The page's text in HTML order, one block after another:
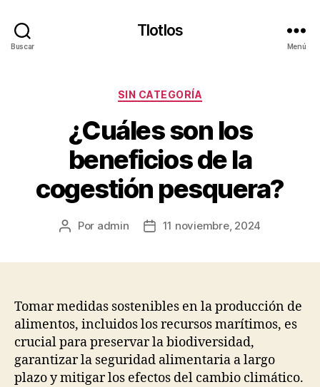
Buscar
Tlotlos
Menú
Categorías
SIN CATEGORÍA
¿Cuáles son los
beneficios de la
cogestión pesquera?
Autor
Por admin
Fecha11 noviembre, 2024
Tomar medidas sostenibles en la producción de
alimentos, incluidos los recursos marítimos, es
crucial para preservar la biodiversidad,
garantizar la seguridad alimentaria a largo
plazo y mitigar los efectos del cambio climático.